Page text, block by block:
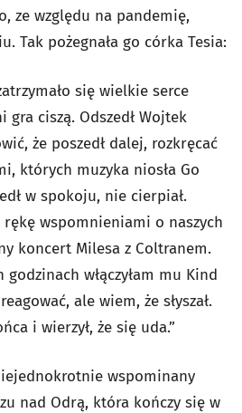
ze względu na pandemię,
Tak pożegnała go córka Tesia:
się wielkie serce
gra ciszą. Odszedł Wojtek
że poszedł dalej, rozkręcać
których muzyka niosła Go
w spokoju, nie cierpiał.
rękę wspomnieniami o naszych
koncert Milesa z Coltranem.
włączyłam mu Kind
ale wiem, że słyszał.
i wierzył, że się uda.”
wspominany
nad Odrą, która kończy się w